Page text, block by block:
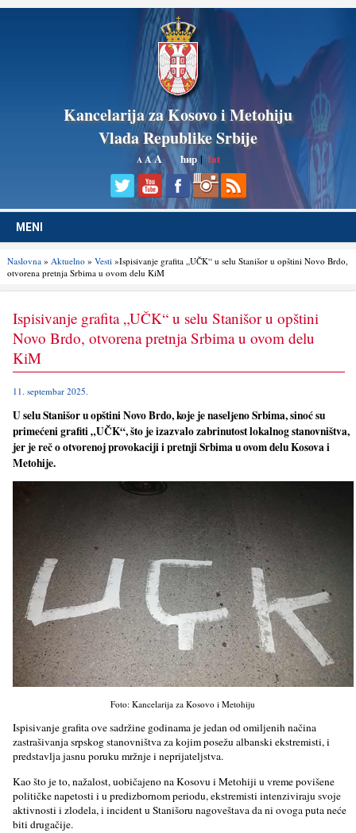
Kancelarija za Kosovo i Metohiju
Vlada Republike Srbije
A AA ћир|lat
MENI
Naslovna» Aktuelno» Vesti»Ispisivanje grafita „UČK“ u selu Stanišor u opštini Novo Brdo,
otvorena pretnja Srbima u ovom delu KiM
Ispisivanje grafita „UČK“ u selu Stanišor u opštini
Novo Brdo, otvorena pretnja Srbima u ovom delu
KiM
11. septembar 2025.
U selu Stanišor u opštini Novo Brdo, koje je naselјeno Srbima, sinoć su
primećeni grafiti „UČK“, što je izazvalo zabrinutost lokalnog stanovništva,
jer je reč o otvorenoj provokaciji i pretnji Srbima u ovom delu Kosova i
Metohije.
Foto: Kancelarija za Kosovo i Metohiju
Ispisivanje grafita ove sadržine godinama je jedan od omilјenih načina
zastrašivanja srpskog stanovništva za kojim posežu albanski ekstremisti, i
predstavlјa jasnu poruku mržnje i neprijatelјstva.
Kao što je to, nažalost, uobičajeno na Kosovu i Metohiji u vreme povišene
političke napetosti i u predizbornom periodu, ekstremisti intenziviraju svoje
aktivnosti i zlodela, i incident u Stanišoru nagoveštava da ni ovoga puta neće
biti drugačije.